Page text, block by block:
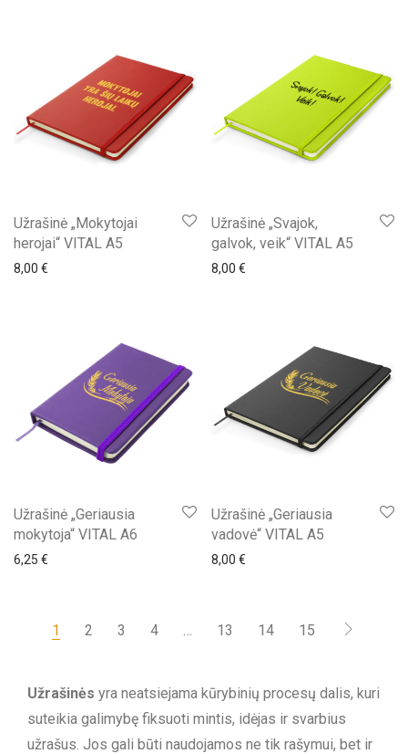
Užrašinė „Mokytojai
herojai“ VITAL A5
8,00 €
Užrašinė „Svajok,
galvok, veik“ VITAL A5
8,00 €
Užrašinė „Geriausia
mokytoja“ VITAL A6
6,25 €
Užrašinė „Geriausia
vadovė“ VITAL A5
8,00 €
1 2 3 4 … 13 14 15
Užrašinės yra neatsiejama kūrybinių procesų dalis, kuri
suteikia galimybę fiksuoti mintis, idėjas ir svarbius
užrašus. Jos gali būti naudojamos ne tik rašymui, bet ir